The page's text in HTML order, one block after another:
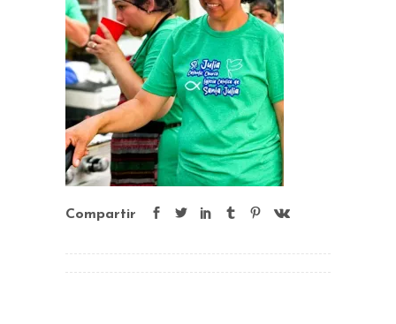
Compartir